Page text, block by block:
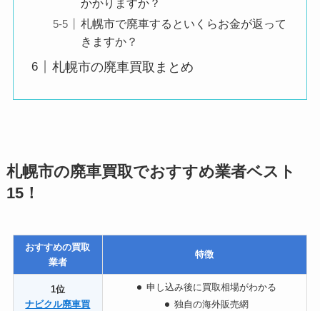
かかりますか？
札幌市で廃車するといくらお金が返って
きますか？
札幌市の廃車買取まとめ
札幌市の廃車買取でおすすめ業者ベスト
15！
おすすめの買取
業者
特徴
1位
ナビクル廃車買
申 し込み後に買取相場がわかる
独自の海外販売網